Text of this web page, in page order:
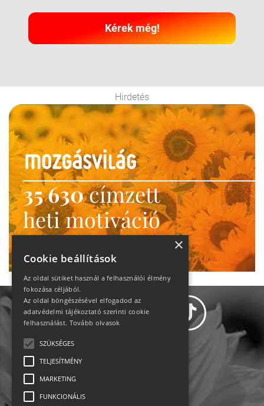
Kérek még!
Hirdetés
35 630címzett
heti motiváció
Ne maradj le!
×
Cookie beállítások
Az oldal sütiket használ a felhasználói élmény
fokozása céljából.
Az oldal böngészésével elfogadod az
adatvédelmi tájékoztató szerinti cookie
felhasználást. Tovább olvasok
SZÜKSÉGES
TELJESÍTMÉNY
MARKETING
FUNKCIONÁLIS